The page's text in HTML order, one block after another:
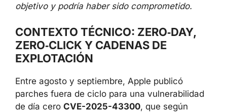
objetivo y podría haber sido comprometido.
CONTEXTO TÉCNICO: ZERO‑DAY,
ZERO‑CLICK Y CADENAS DE
EXPLOTACIÓN
Entre agosto y septiembre, Apple publicó
parches fuera de ciclo para una vulnerabilidad
de día cero CVE-2025-43300, que según